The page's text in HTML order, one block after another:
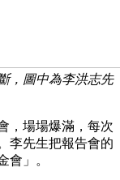
，圖中為李洪志先
，場場爆滿，每次
李先生把報告會的
會」。